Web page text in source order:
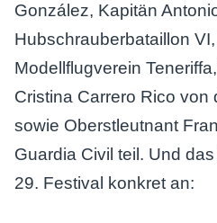
González, Kapitän
Hubschrauberbataillon
Modellflugverein
Cristina Carrero Rico von
sowie Oberstleutnant
Guardia Civil teil. Und
29. Festival konkret an: